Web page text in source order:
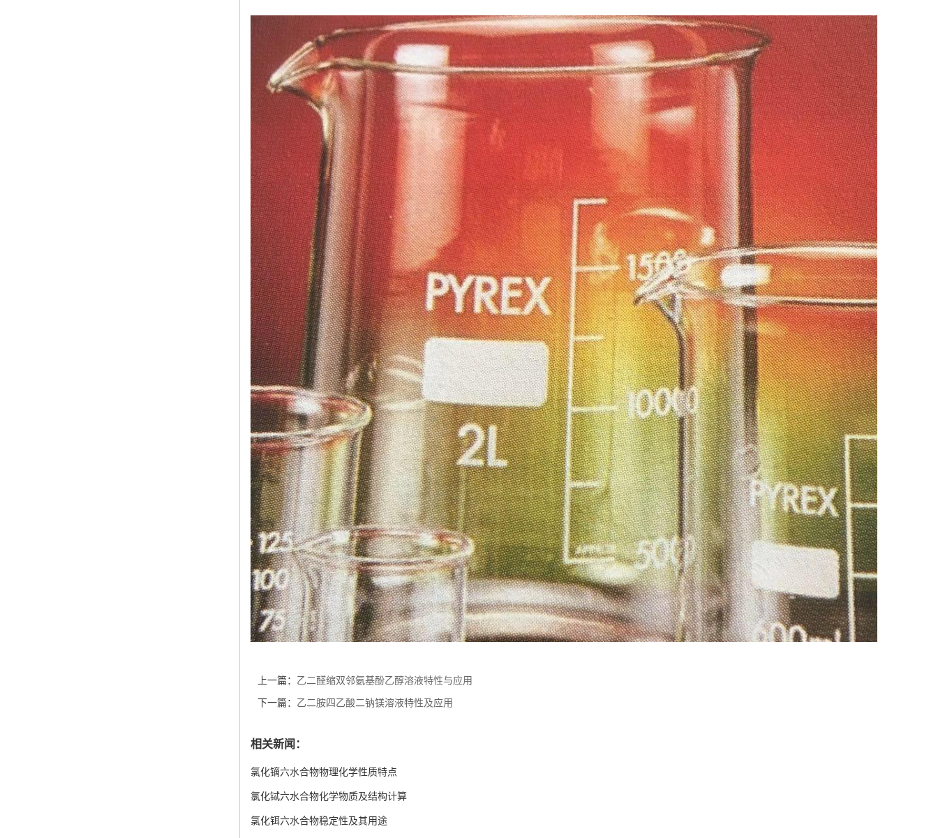
上一篇： 乙二醛缩双邻氨基酚乙醇溶液特性与应用
下一篇： 乙二胺四乙酸二钠镁溶液特性及应用
相关新闻：
氯化镝六水合物物理化学性质特点
氯化铽六水合物化学物质及结构计算
氯化铒六水合物稳定性及其用途